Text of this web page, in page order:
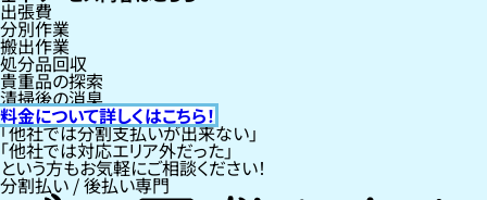
出張費
分別作業
搬出作業
処分品回収
貴重品の探索
清掃後の消臭
料金について詳しくはこちら！
「他社では分割支払いが出来ない」
「他社では対応エリア外だった」
という方もお気軽にご相談ください！
分割払い / 後払い専門